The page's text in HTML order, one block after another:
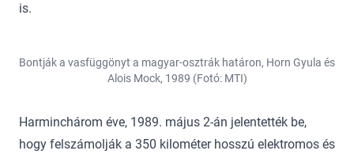
is.
Bontják a vasfüggönyt a magyar-osztrák határon, Horn Gyula és
Alois Mock, 1989 (Fotó: MTI)
Harminchárom éve, 1989. május 2-án jelentették be,
hogy felszámolják a 350 kilométer hosszú elektromos és